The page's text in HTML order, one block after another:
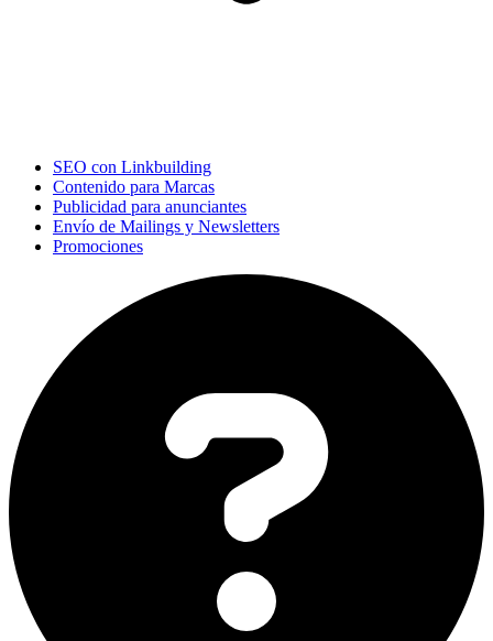
SEO con Linkbuilding
Contenido para Marcas
Publicidad para anunciantes
Envío de Mailings y Newsletters
Promociones